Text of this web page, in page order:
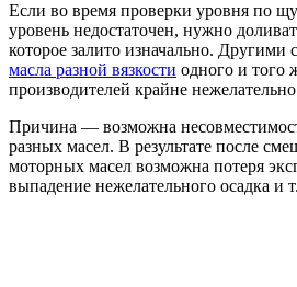
Если во время проверки уровня по
уровень недостаточен, нужно
которое залито изначально. Другими
масла разной вязкости одного и того
производителей крайне
Причина — возможна
разных масел. В результате после
моторных масел возможна потеря
выпадение нежелательного осадка и